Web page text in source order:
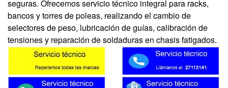
seguras. Ofrecemos servicio técnico integral para racks,
bancos y torres de poleas, realizando el cambio de
selectores de peso, lubricación de guías, calibración de
tensiones y reparación de soldaduras en chasis fatigados.